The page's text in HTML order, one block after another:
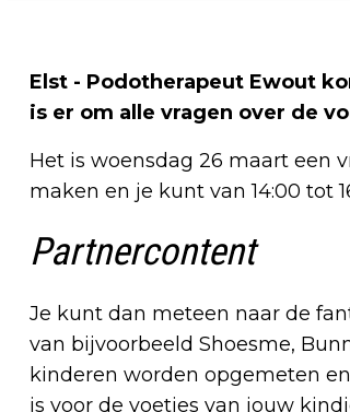
Elst - Podotherapeut Ewout
is er om alle vragen over de
Het is woensdag 26 maart een
maken en je kunt van 14:00 tot
Partnercontent
Je kunt dan meteen naar de
van bijvoorbeeld Shoesme,
kinderen worden opgemeten
is voor de voetjes van jouw